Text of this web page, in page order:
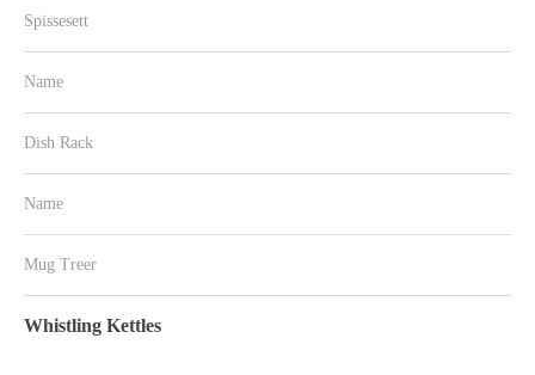
Spissesett
Name
Dish Rack
Name
Mug Treer
Whistling Kettles